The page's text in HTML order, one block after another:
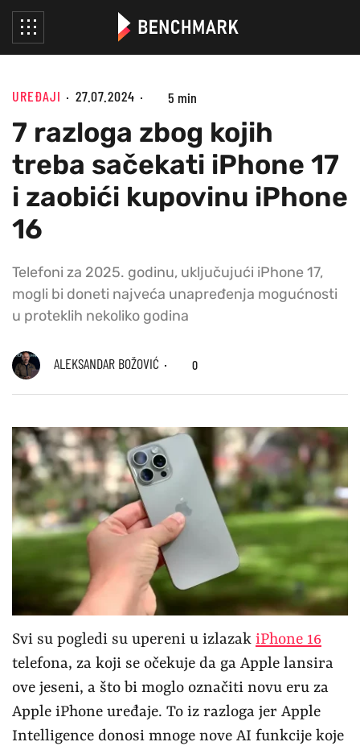
UREĐAJI 27.07.2024 5 min
7 razloga zbog kojih
treba sačekati iPhone 17
i zaobići kupovinu iPhone
16
Telefoni za 2025. godinu, uključujući iPhone 17,
mogli bi doneti najveća unapređenja mogućnosti
u proteklih nekoliko godina
ALEKSANDAR BOŽOVIĆ 0
Svi su pogledi su upereni u izlazak iPhone 16
telefona, za koji se očekuje da ga Apple lansira
ove jeseni, a što bi moglo označiti novu eru za
Apple iPhone uređaje. To iz razloga jer Apple
Intelligence donosi mnoge nove AI funkcije koje